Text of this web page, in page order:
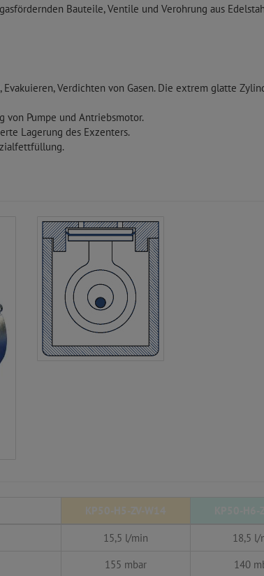
Bauteile, Ventile und Verohrung aus
Verdichten von Gasen. Die extrem glatte
von Pumpe und Antriebsmotor.
Lagerung des Exzenters.
KP50-H5-ZV-W14
15,5 l/min 18,5 l/
155 mbar 140